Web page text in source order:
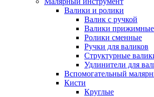
Валики и ролики
Валик с ручкой
Валики прижимные
Ролики сменные
Ручки для валиков
Структурные
Удлинители для
Вспомогательный
Кисти
Круглые